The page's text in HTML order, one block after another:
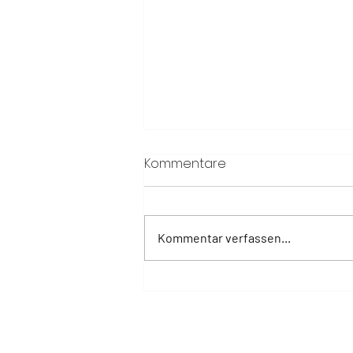
Kommentare
Kommentar verfassen...